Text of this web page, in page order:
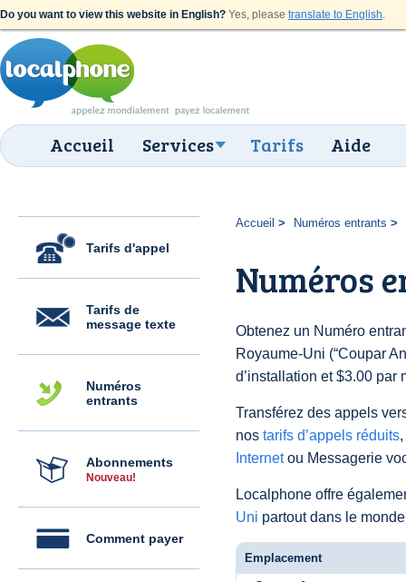
Do you want to view this website in English? Yes, please translate to English.
Accueil Services Tarifs Aide
Tarifs d'appel
Tarifs de
message texte
Numéros
entrants
Abonnements
Nouveau!
Comment payer
Accueil Numéros entrants
Numéros
Obtenez un Numéro
Royaume-Uni (“Coupar
d’installation et $3.00 par
Transférez des appels
nos tarifs d’appels réduits
Internetou Messagerie
Localphone offre
Uni partout dans le
Emplacement